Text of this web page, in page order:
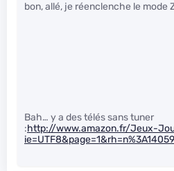
bon, allé, je réenclenche le mode
Bah… y a des télés sans tuner
:http://www.amazon.fr/Jeux-